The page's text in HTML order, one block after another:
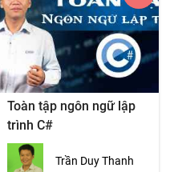
Toàn tập ngôn ngữ lập
trình C#
Trần Duy Thanh